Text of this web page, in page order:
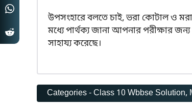
উপসংহারে বলতে চাই, ভরা কোটাল ও
মধ্যে পার্থক্য জানা আপনার পরীক্ষার
সাহায্য করেছে।
Categories -Class 10 Wbbse Solution,